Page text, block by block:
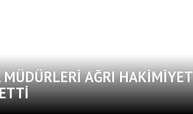
MÜDÜRLERI AĞRI HAKIMIYET